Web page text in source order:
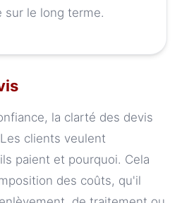
sur le long terme.
la clarté des devis
clients veulent
paient et pourquoi. Cela
des coûts, qu'il